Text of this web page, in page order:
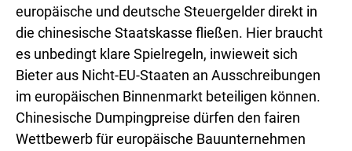
europäische und deutsche Steuergelder direkt in
die chinesische Staatskasse fließen. Hier braucht
es unbedingt klare Spielregeln, inwieweit sich
Bieter aus Nicht-EU-Staaten an Ausschreibungen
im europäischen Binnenmarkt beteiligen können.
Chinesische Dumpingpreise dürfen den fairen
Wettbewerb für europäische Bauunternehmen